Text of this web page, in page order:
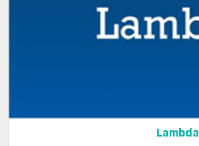
Lambda